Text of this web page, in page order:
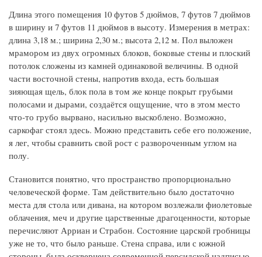
Длина этого помещения 10 футов 5 дюймов, 7 футов 7 дюймов
в ширину и 7 футов 11 дюймов в высоту. Измерения в метрах:
длина 3,18 м.; ширина 2,30 м.; высота 2,12 м. Пол выложен
мрамором из двух огромных блоков, боковые стены и плоский
потолок сложены из камней одинаковой величины. В одной
части восточной стены, напротив входа, есть большая
зияющая щель, блок пола в том же конце покрыт грубыми
полосами и дырами, создаётся ощущение, что в этом место
что-то грубо вырвано, насильно выскоблено. Возможно,
саркофаг стоял здесь. Можно представить себе его положение,
я лег, чтобы сравнить свой рост с развороченным углом на
полу.
Становится понятно, что пространство пропорционально
человеческой форме. Там действительно было достаточно
места для стола или дивана, на котором возлежали фиолетовые
облачения, меч и другие царственные драгоценности, которые
перечисляют Арриан и Страбон. Состояние царской гробницы
уже не то, что было раньше. Стена справа, или с южной